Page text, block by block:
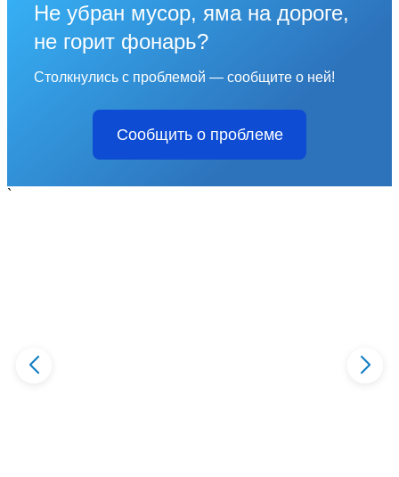
Не убран мусор, яма на дороге,
не горит фонарь?
Столкнулись с проблемой — сообщите о ней!
Сообщить о проблеме
`